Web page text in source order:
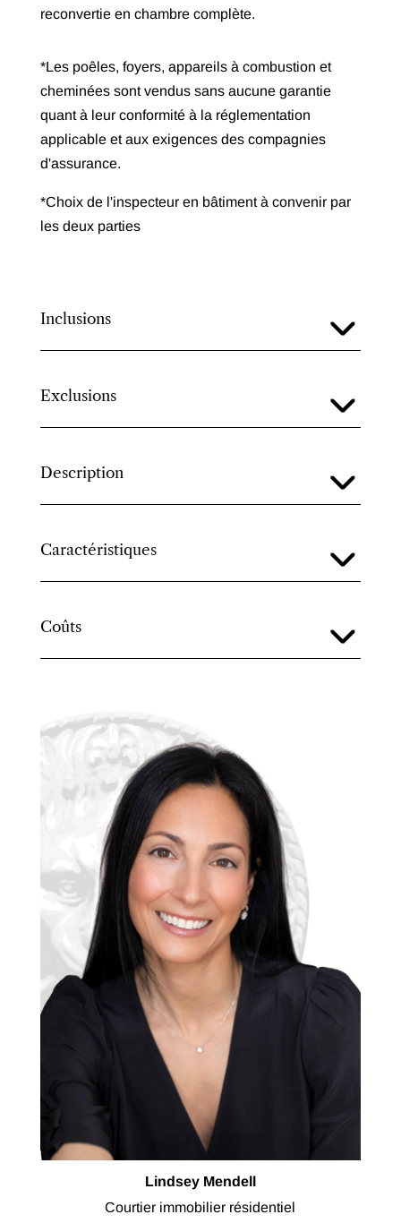
reconvertie en chambre complète.
*Les poêles, foyers, appareils à combustion et
cheminées sont vendus sans aucune garantie
quant à leur conformité à la réglementation
applicable et aux exigences des compagnies
d'assurance.
*Choix de l'inspecteur en bâtiment à convenir par
les deux parties
Inclusions
Exclusions
Description
Caractéristiques
Coûts
Lindsey Mendell
Courtier immobilier résidentiel